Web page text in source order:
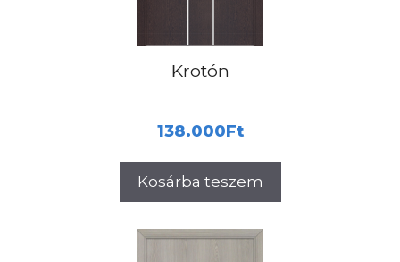
Krotón
138.000Ft
Kosárba teszem